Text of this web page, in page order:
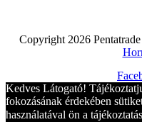
Copyright 2026
Kedves Látogató!
fokozásának érdekében
használatával ön a